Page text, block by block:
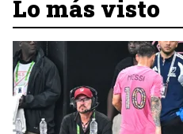
Lo más visto